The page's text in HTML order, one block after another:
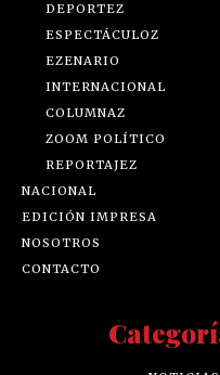
DEPORTEZ
ESPECTÁCULOZ
EZENARIO
INTERNACIONAL
COLUMNAZ
ZOOM POLÍTICO
REPORTAJEZ
NACIONAL
EDICIÓN IMPRESA
NOSOTROS
CONTACTO